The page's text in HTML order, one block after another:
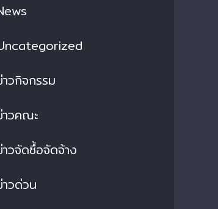
าวกิจกรรม
าวคณะ
าวจัดซื้อจัดจ้าง
าวด่วน